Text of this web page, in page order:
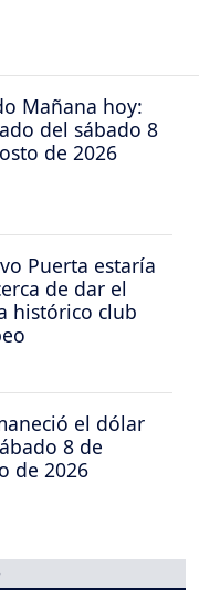
Mañana hoy:
del sábado 8
de 2026
Puerta estaría
de dar el
histórico club
el dólar
8 de
de 2026